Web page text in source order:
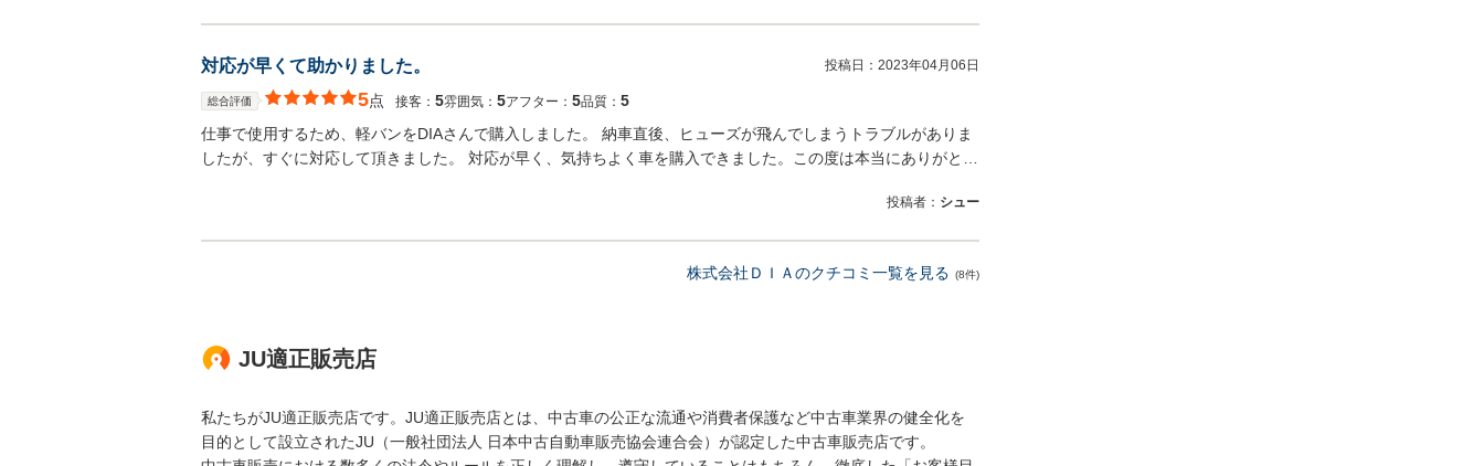
対応が早くて助かりました。 投稿日： 2023年04月06日
総合評価 5点 接客： 5雰囲気： 5アフター： 5品質： 5
仕事で使用するため、軽バンをDIAさんで購入しました。 納車直後、ヒューズが飛んでしまうトラブルがありま
したが、すぐに対応して頂きました。 対応が早く、気持ちよく車を購入できました。この度は本当にありがと…
投稿者： シュー
株式会社ＤＩＡのクチコミ一覧を見る (8件)
JU適正販売店
私たちがJU適正販売店です。JU適正販売店とは、中古車の公正な流通や消費者保護など中古車業界の健全化を
目的として設立されたJU（一般社団法人 日本中古自動車販売協会連合会）が認定した中古車販売店です。